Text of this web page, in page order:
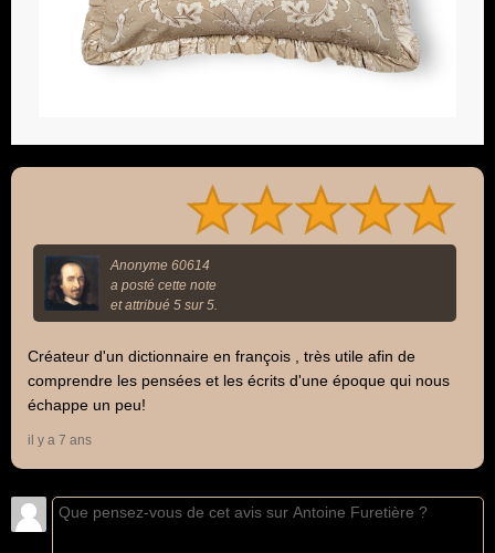
Anonyme 60614
a posté cette note
et attribué 5 sur 5.
Créateur d'un dictionnaire en françois , très utile afin de
comprendre les pensées et les écrits d'une époque qui nous
échappe un peu!
il y a 7 ans